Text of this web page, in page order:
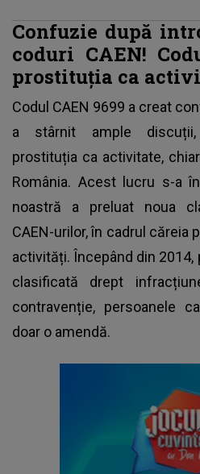
Confuzie după
coduri CAEN!
prostituția ca
Codul CAEN 9699 a creat
a stârnit ample discuții,
prostituția ca activitate,
România. Acest lucru s-a
noastră a preluat noua
CAEN-urilor, în cadrul căreia
activități. Începând din
clasificată drept
contravenție, persoanele
doar o amendă.